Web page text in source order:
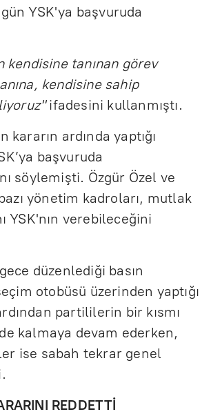
YSK'ya başvuruda
kendisine tanınan görev
kendisine sahip
ifadesini kullanmıştı.
kararın ardında yaptığı
başvuruda
söylemişti. Özgür Özel ve
yönetim kadroları, mutlak
YSK'nın verebileceğini
düzenlediği basın
otobüsü üzerinden yaptığı
partililerin bir kısmı
kalmaya devam ederken,
ise sabah tekrar genel
REDDETTİ